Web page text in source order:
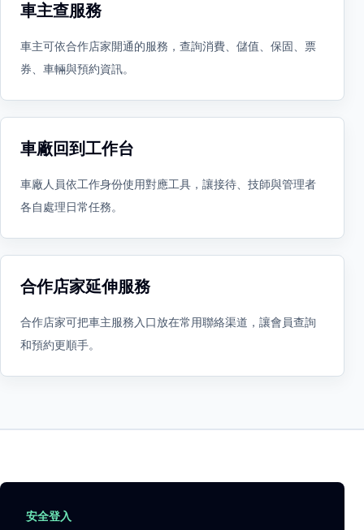
車主查服務
車主可依合作店家開通的服務，查詢消費、儲值、保固、票
券、車輛與預約資訊。
車廠回到工作台
車廠人員依工作身份使用對應工具，讓接待、技師與管理者
各自處理日常任務。
合作店家延伸服務
合作店家可把車主服務入口放在常用聯絡渠道，讓會員查詢
和預約更順手。
安全登入